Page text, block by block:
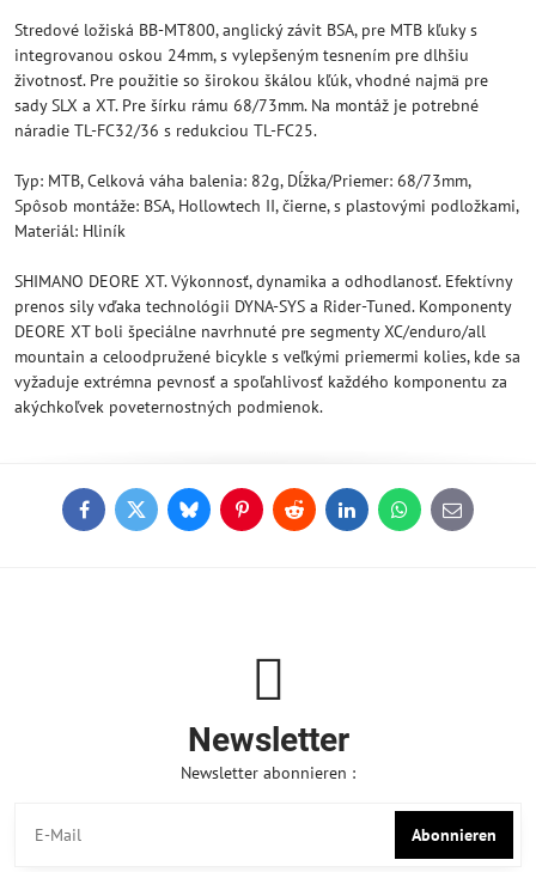
Stredové ložiská BB-MT800, anglický závit BSA, pre MTB kľuky s
integrovanou oskou 24mm, s vylepšeným tesnením pre dlhšiu
životnosť. Pre použitie so širokou škálou kľúk, vhodné najmä pre
sady SLX a XT. Pre šírku rámu 68/73mm. Na montáž je potrebné
náradie TL-FC32/36 s redukciou TL-FC25.
Typ: MTB, Celková váha balenia: 82g, Dĺžka/Priemer: 68/73mm,
Spôsob montáže: BSA, Hollowtech II, čierne, s plastovými podložkami,
Materiál: Hliník
SHIMANO DEORE XT. Výkonnosť, dynamika a odhodlanosť. Efektívny
prenos sily vďaka technológii DYNA-SYS a Rider-Tuned. Komponenty
DEORE XT boli špeciálne navrhnuté pre segmenty XC/enduro/all
mountain a celoodpružené bicykle s veľkými priemermi kolies, kde sa
vyžaduje extrémna pevnosť a spoľahlivosť každého komponentu za
akýchkoľvek poveternostných podmienok.
FacebookTwitterBlueskyPinterestReddit LinkedInWhatsApp
E-
mail
Newsletter
Newsletter abonnieren :
Abonnieren